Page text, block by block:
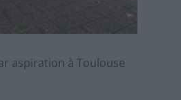
aspiration à Toulouse